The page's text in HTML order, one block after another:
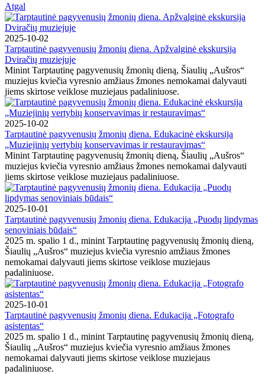
Atgal
2025-10-02
Tarptautinė pagyvenusių žmonių diena. Apžvalginė ekskursija
Dviračių muziejuje
Minint Tarptautinę pagyvenusių žmonių dieną, Šiaulių „Aušros“
muziejus kviečia vyresnio amžiaus žmones nemokamai dalyvauti
jiems skirtose veiklose muziejaus padaliniuose.
2025-10-02
Tarptautinė pagyvenusių žmonių diena. Edukacinė ekskursija
„Muziejinių vertybių konservavimas ir restauravimas“
Minint Tarptautinę pagyvenusių žmonių dieną, Šiaulių „Aušros“
muziejus kviečia vyresnio amžiaus žmones nemokamai dalyvauti
jiems skirtose veiklose muziejaus padaliniuose.
2025-10-01
Tarptautinė pagyvenusių žmonių diena. Edukacija „Puodų lipdymas
senoviniais būdais“
2025 m. spalio 1 d., minint Tarptautinę pagyvenusių žmonių dieną,
Šiaulių „Aušros“ muziejus kviečia vyresnio amžiaus žmones
nemokamai dalyvauti jiems skirtose veiklose muziejaus
padaliniuose.
2025-10-01
Tarptautinė pagyvenusių žmonių diena. Edukacija „Fotografo
asistentas“
2025 m. spalio 1 d., minint Tarptautinę pagyvenusių žmonių dieną,
Šiaulių „Aušros“ muziejus kviečia vyresnio amžiaus žmones
nemokamai dalyvauti jiems skirtose veiklose muziejaus
padaliniuose.